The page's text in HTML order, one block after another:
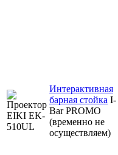
Интерактивная
барная стойка I-
Bar PROMO
(временно не
осуществляем)